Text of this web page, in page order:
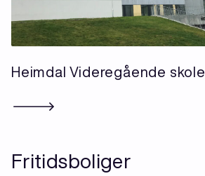
Heimdal Videregående skole
Fritidsboliger